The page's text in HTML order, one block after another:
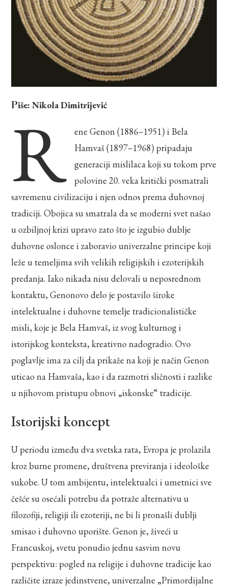
Piše: Nikola Dimitrijević
R
ene Genon (1886–1951) i Bela
Hamvaš (1897–1968) pripadaju
generaciji mislilaca koji su tokom prve
polovine 20. veka kritički posmatrali
savremenu civilizaciju i njen odnos prema duhovnoj
tradiciji. Obojica su smatrala da se moderni svet našao
u ozbiljnoj krizi upravo zato što je izgubio dublje
duhovne oslonce i zaboravio univerzalne principe koji
leže u temeljima svih velikih religijskih i ezoterijskih
predanja. Iako nikada nisu delovali u neposrednom
kontaktu, Genonovo delo je postavilo široke
intelektualne i duhovne temelje tradicionalističke
misli, koje je Bela Hamvaš, iz svog kulturnog i
istorijskog konteksta, kreativno nadogradio. Ovo
poglavlje ima za cilj da prikaže na koji je način Genon
uticao na Hamvaša, kao i da razmotri sličnosti i razlike
u njihovom pristupu obnovi „iskonske“ tradicije.
Istorijski koncept
U periodu između dva svetska rata, Evropa je prolazila
kroz burne promene, društvena previranja i ideološke
sukobe. U tom ambijentu, intelektualci i umetnici sve
češće su osećali potrebu da potraže alternativu u
filozofiji, religiji ili ezoteriji, ne bi li pronašli dublji
smisao i duhovno uporište. Genon je, živeći u
Francuskoj, svetu ponudio jednu sasvim novu
perspektivu: pogled na religije i duhovne tradicije kao
različite izraze jedinstvene, univerzalne „Primordijalne